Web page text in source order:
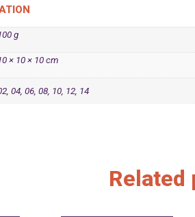
g
× 10 × 10 cm
04, 06, 08, 10, 12, 14
Related